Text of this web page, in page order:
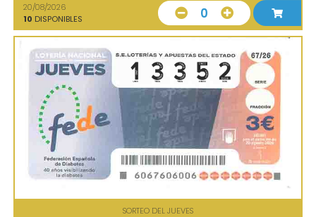
20/08/2026
10 DISPONIBLES 0
SORTEO DEL JUEVES